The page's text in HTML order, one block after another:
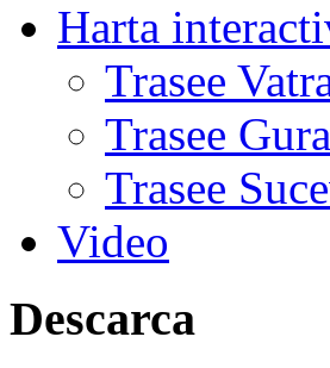
Harta
Trasee
Trasee
Trasee
Video
Descarca